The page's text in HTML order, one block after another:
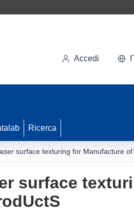
Accedi
Ricerca
surface texturing for Manufacture
surface